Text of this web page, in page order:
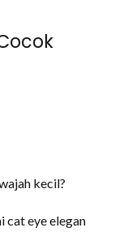
kecil?
cat eye elegan